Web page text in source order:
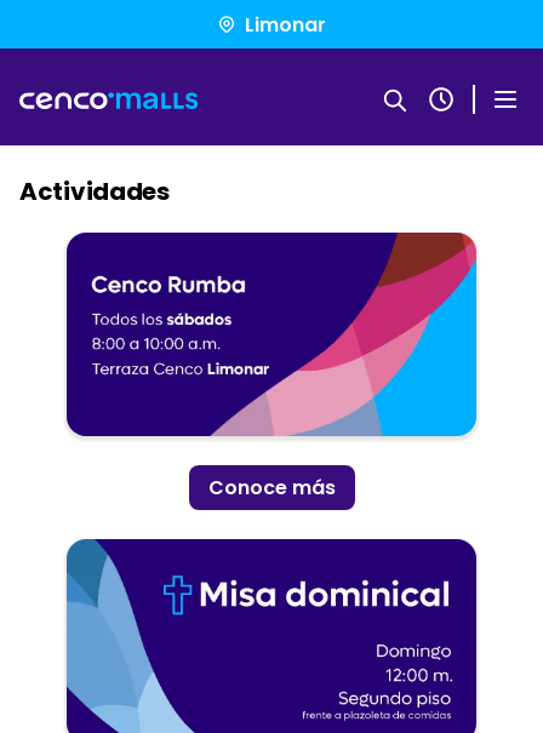
contenido
Limonar
Actividades
Conoce más